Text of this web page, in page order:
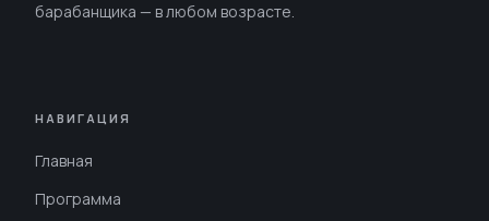
барабанщика — в любом возрасте.
НАВИГАЦИЯ
Главная
Программа